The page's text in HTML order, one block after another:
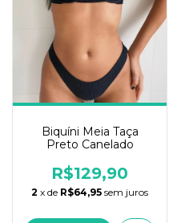
Biquíni Meia Taça
Preto Canelado
R$129,90
2 x de R$64,95 sem juros